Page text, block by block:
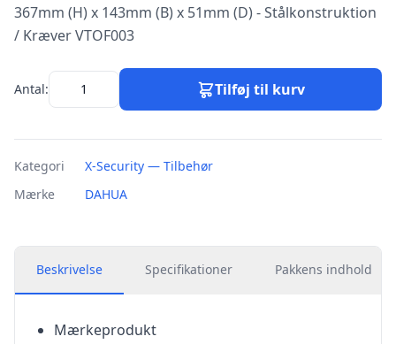
367mm (H) x 143mm (B) x 51mm (D) - Stålkonstruktion
/ Kræver VTOF003
Antal: Tilføj til kurv
Kategori
X-Security — Tilbehør
Mærke
DAHUA
Beskrivelse Specifikationer Pakkens indhold
Mærkeprodukt